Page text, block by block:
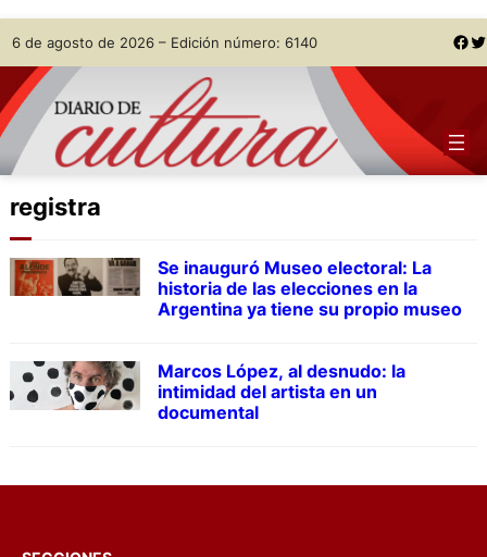
Skip
to
content
6 de agosto de 2026 – Edición número: 6140 Facebook Twitter
registra
Se inauguró Museo electoral: La
historia de las elecciones en la
Argentina ya tiene su propio museo
Marcos López, al desnudo: la
intimidad del artista en un
documental